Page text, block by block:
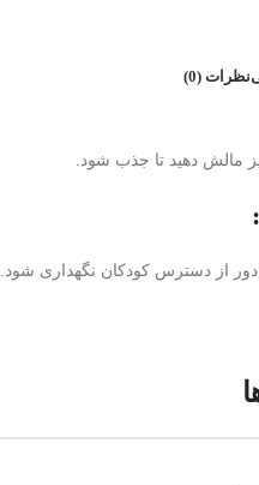
نظرات (0)
مالش دهید تا جذب شود.
از دسترس کودکان نگهداری شود.